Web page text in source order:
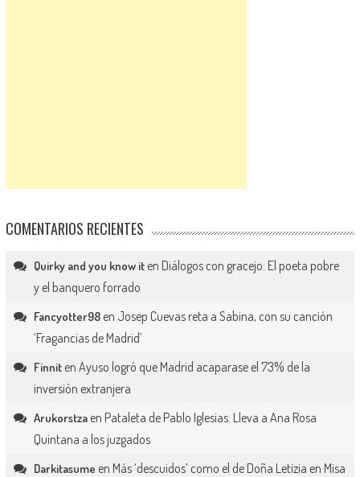
COMENTARIOS RECIENTES
Quirky and you know iten Diálogos con gracejo: El poeta pobre
y el banquero forrado
Fancyotter98en Josep Cuevas reta a Sabina, con su canción
‘Fragancias de Madrid’
Finniten Ayuso logró que Madrid acaparase el 73% de la
inversión extranjera
Arukorstzaen Pataleta de Pablo Iglesias: Lleva a Ana Rosa
Quintana a los juzgados
Darkitasume en Más ‘descuidos’ como el de Doña Letizia en Misa